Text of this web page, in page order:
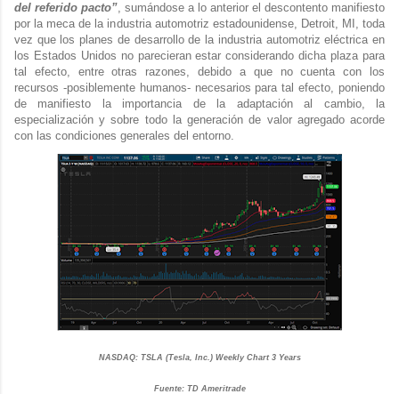
del referido pacto”, sumándose a lo anterior el descontento manifiesto
por la meca de la industria automotriz estadounidense, Detroit, MI, toda
vez que los planes de desarrollo de la industria automotriz eléctrica en
los Estados Unidos no parecieran estar considerando dicha plaza para
tal efecto, entre otras razones, debido a que no cuenta con los
recursos -posiblemente humanos- necesarios para tal efecto, poniendo
de manifiesto la importancia de la adaptación al cambio, la
especialización y sobre todo la generación de valor agregado acorde
con las condiciones generales del entorno.
NASDAQ: TSLA (Tesla, Inc.) Weekly Chart 3 Years
Fuente: TD Ameritrade